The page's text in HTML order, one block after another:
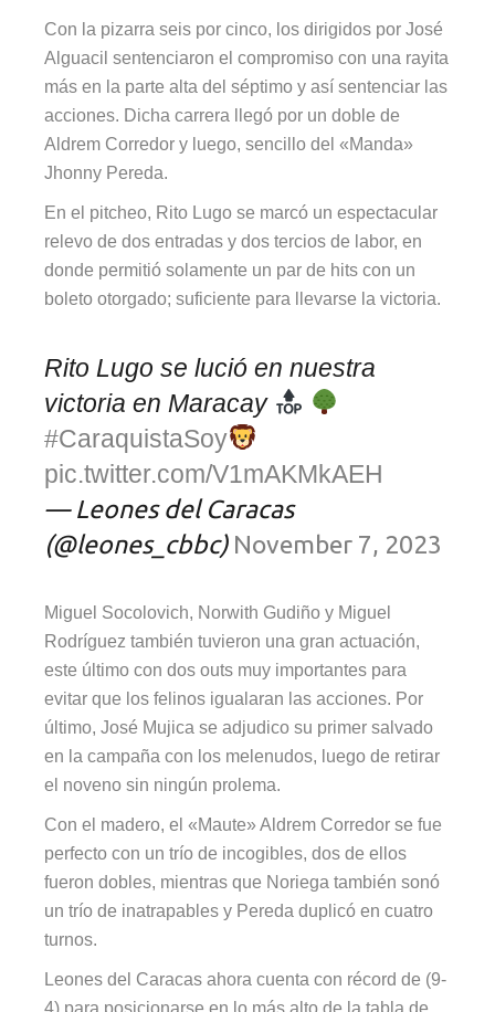
Con la pizarra seis por cinco, los dirigidos por José
Alguacil sentenciaron el compromiso con una rayita
más en la parte alta del séptimo y así sentenciar las
acciones. Dicha carrera llegó por un doble de
Aldrem Corredor y luego, sencillo del «Manda»
Jhonny Pereda.
En el pitcheo, Rito Lugo se marcó un espectacular
relevo de dos entradas y dos tercios de labor, en
donde permitió solamente un par de hits con un
boleto otorgado; suficiente para llevarse la victoria.
Rito Lugo se lució en nuestra
victoria en Maracay
#CaraquistaSoy
pic.twitter.com/V1mAKMkAEH
— Leones del Caracas
(@leones_cbbc) November 7, 2023
Miguel Socolovich, Norwith Gudiño y Miguel
Rodríguez también tuvieron una gran actuación,
este último con dos outs muy importantes para
evitar que los felinos igualaran las acciones. Por
último, José Mujica se adjudico su primer salvado
en la campaña con los melenudos, luego de retirar
el noveno sin ningún prolema.
Con el madero, el «Maute» Aldrem Corredor se fue
perfecto con un trío de incogibles, dos de ellos
fueron dobles, mientras que Noriega también sonó
un trío de inatrapables y Pereda duplicó en cuatro
turnos.
Leones del Caracas ahora cuenta con récord de (9-
4) para posicionarse en lo más alto de la tabla de